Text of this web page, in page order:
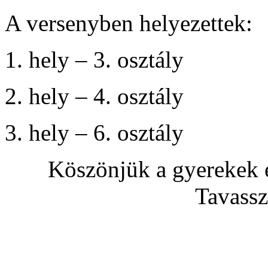
A versenyben helyezettek:
1. hely – 3. osztály
2. hely – 4. osztály
3. hely – 6. osztály
Köszönjük a gyerekek